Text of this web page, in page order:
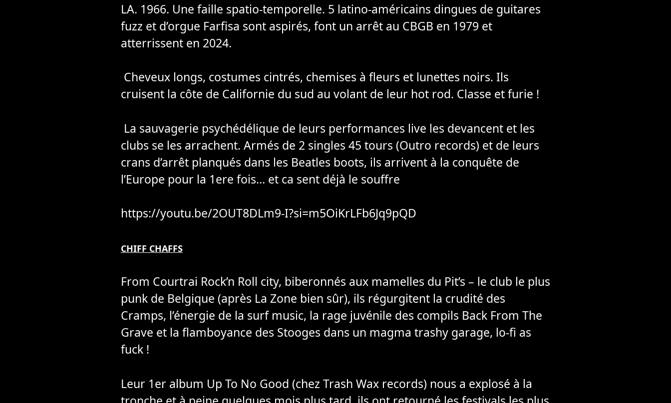
LA. 1966. Une faille spatio-temporelle. 5 latino-américains dingues de guitares
fuzz et d’orgue Farfisa sont aspirés, font un arrêt au CBGB en 1979 et
atterrissent en 2024.
Cheveux longs, costumes cintrés, chemises à fleurs et lunettes noirs. Ils
cruisent la côte de Californie du sud au volant de leur hot rod. Classe et furie !
La sauvagerie psychédélique de leurs performances live les devancent et les
clubs se les arrachent. Armés de 2 singles 45 tours (Outro records) et de leurs
crans d’arrêt planqués dans les Beatles boots, ils arrivent à la conquête de
l’Europe pour la 1ere fois… et ca sent déjà le souffre
https://youtu.be/2OUT8DLm9-I?si=m5OiKrLFb6Jq9pQD
CHIFF CHAFFS
From Courtrai Rock’n Roll city, biberonnés aux mamelles du Pit’s – le club le plus
punk de Belgique (après La Zone bien sûr), ils régurgitent la crudité des
Cramps, l’énergie de la surf music, la rage juvénile des compils Back From The
Grave et la flamboyance des Stooges dans un magma trashy garage, lo-fi as
fuck !
Leur 1er album Up To No Good (chez Trash Wax records) nous a explosé à la